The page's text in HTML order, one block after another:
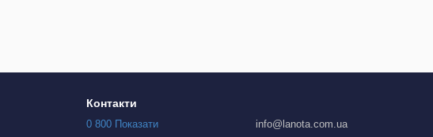
Контакти
0 800 Показати info@lanota.com.ua